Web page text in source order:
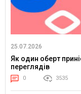
25.07.2026
Як один оберт
переглядів
0 3535